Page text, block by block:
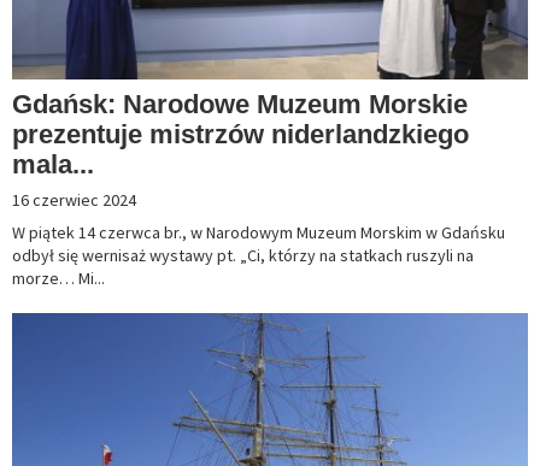
Gdańsk: Narodowe Muzeum Morskie
prezentuje mistrzów niderlandzkiego
mala...
16 czerwiec 2024
W piątek 14 czerwca br., w Narodowym Muzeum Morskim w Gdańsku
odbył się wernisaż wystawy pt. „Ci, którzy na statkach ruszyli na
morze… Mi...